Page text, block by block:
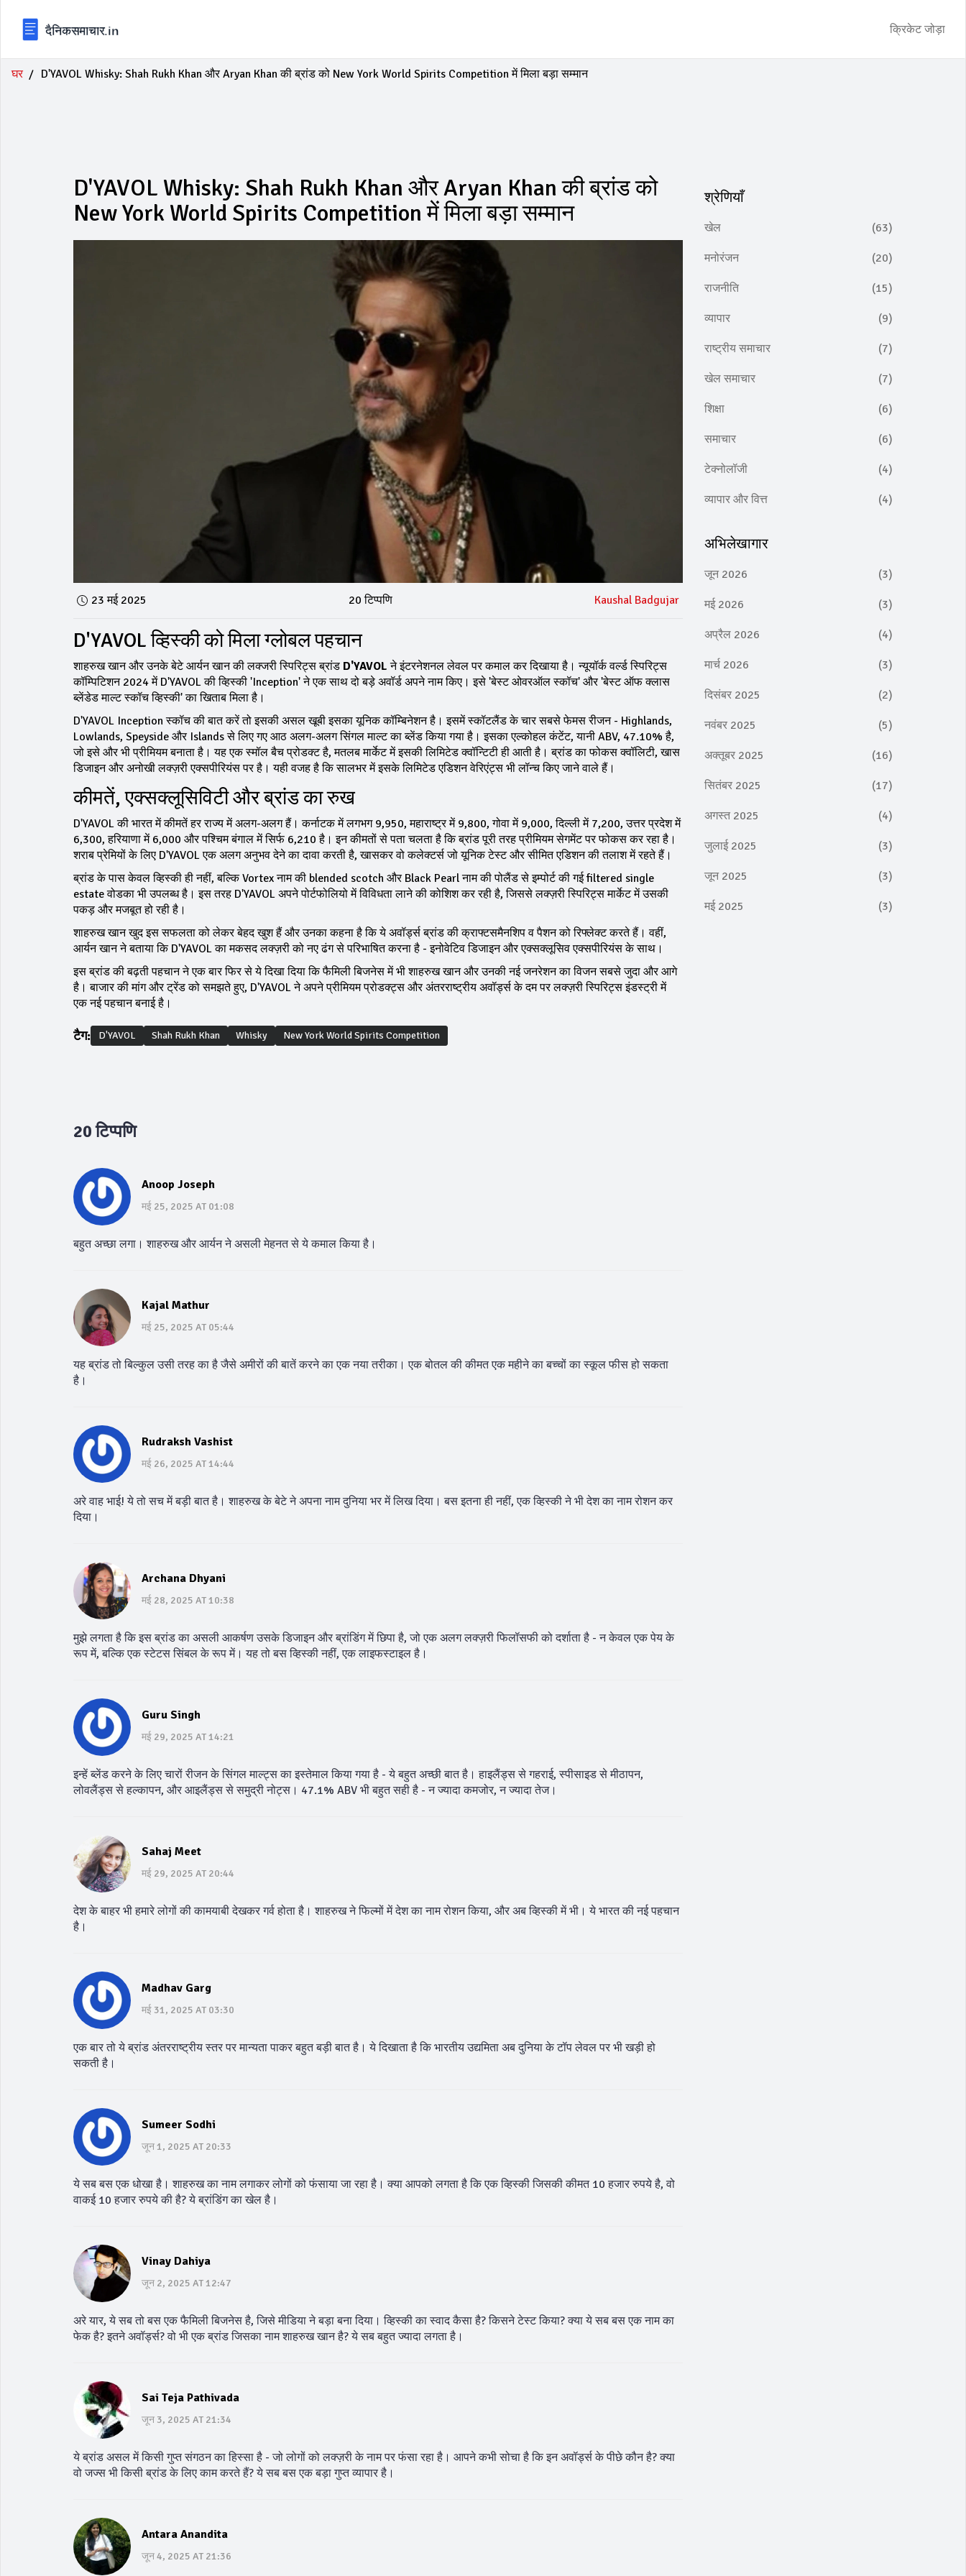
क्रिकेट जोड़ा
घर D'YAVOL Whisky: Shah Rukh Khan और Aryan Khan की ब्रांड को New York World Spirits Competition में मिला बड़ा सम्मान
D'YAVOL Whisky: Shah Rukh Khan और Aryan Khan की ब्रांड को
New York World Spirits Competition में मिला बड़ा सम्मान
23 मई 2025 20 टिप्पणि Kaushal Badgujar
D'YAVOL व्हिस्की को मिला ग्लोबल पहचान
शाहरुख खान और उनके बेटे आर्यन खान की लक्जरी स्पिरिट्स ब्रांड D'YAVOL ने इंटरनेशनल लेवल पर कमाल कर दिखाया है। न्यूयॉर्क वर्ल्ड स्पिरिट्स
कॉम्पिटिशन 2024 में D'YAVOL की व्हिस्की 'Inception' ने एक साथ दो बड़े अवॉर्ड अपने नाम किए। इसे 'बेस्ट ओवरऑल स्कॉच' और 'बेस्ट ऑफ क्लास
ब्लेंडेड माल्ट स्कॉच व्हिस्की' का खिताब मिला है।
D'YAVOL Inception स्कॉच की बात करें तो इसकी असल खूबी इसका यूनिक कॉम्बिनेशन है। इसमें स्कॉटलैंड के चार सबसे फेमस रीजन - Highlands,
Lowlands, Speyside और Islands से लिए गए आठ अलग-अलग सिंगल माल्ट का ब्लेंड किया गया है। इसका एल्कोहल कंटेंट, यानी ABV, 47.10% है,
जो इसे और भी प्रीमियम बनाता है। यह एक स्मॉल बैच प्रोडक्ट है, मतलब मार्केट में इसकी लिमिटेड क्वॉन्टिटी ही आती है। ब्रांड का फोकस क्वॉलिटी, खास
डिजाइन और अनोखी लक्ज़री एक्सपीरियंस पर है। यही वजह है कि सालभर में इसके लिमिटेड एडिशन वेरिएंट्स भी लॉन्च किए जाने वाले हैं।
कीमतें, एक्सक्लूसिविटी और ब्रांड का रुख
D'YAVOL की भारत में कीमतें हर राज्य में अलग-अलग हैं। कर्नाटक में लगभग ₹9,950, महाराष्ट्र में ₹9,800, गोवा में ₹9,000, दिल्ली में ₹7,200, उत्तर प्रदेश में
₹6,300, हरियाणा में ₹6,000 और पश्चिम बंगाल में सिर्फ ₹6,210 है। इन कीमतों से पता चलता है कि ब्रांड पूरी तरह प्रीमियम सेगमेंट पर फोकस कर रहा है।
शराब प्रेमियों के लिए D'YAVOL एक अलग अनुभव देने का दावा करती है, खासकर वो कलेक्टर्स जो यूनिक टेस्ट और सीमित एडिशन की तलाश में रहते हैं।
ब्रांड के पास केवल व्हिस्की ही नहीं, बल्कि Vortex नाम की blended scotch और Black Pearl नाम की पोलैंड से इम्पोर्ट की गई filtered single
estate वोडका भी उपलब्ध है। इस तरह D'YAVOL अपने पोर्टफोलियो में विविधता लाने की कोशिश कर रही है, जिससे लक्ज़री स्पिरिट्स मार्केट में उसकी
पकड़ और मजबूत हो रही है।
शाहरुख खान खुद इस सफलता को लेकर बेहद खुश हैं और उनका कहना है कि ये अवॉर्ड्स ब्रांड की क्राफ्टसमैनशिप व पैशन को रिफ्लेक्ट करते हैं। वहीं,
आर्यन खान ने बताया कि D'YAVOL का मकसद लक्ज़री को नए ढंग से परिभाषित करना है - इनोवेटिव डिजाइन और एक्सक्लूसिव एक्सपीरियंस के साथ।
इस ब्रांड की बढ़ती पहचान ने एक बार फिर से ये दिखा दिया कि फैमिली बिजनेस में भी शाहरुख खान और उनकी नई जनरेशन का विजन सबसे जुदा और आगे
है। बाजार की मांग और ट्रेंड को समझते हुए, D'YAVOL ने अपने प्रीमियम प्रोडक्ट्स और अंतरराष्ट्रीय अवॉर्ड्स के दम पर लक्ज़री स्पिरिट्स इंडस्ट्री में
एक नई पहचान बनाई है।
टैग: D'YAVOL Shah Rukh Khan Whisky New York World Spirits Competition
20 टिप्पणि
Anoop Joseph
मई 25, 2025 AT 01:08
बहुत अच्छा लगा। शाहरुख और आर्यन ने असली मेहनत से ये कमाल किया है।
Kajal Mathur
मई 25, 2025 AT 05:44
यह ब्रांड तो बिल्कुल उसी तरह का है जैसे अमीरों की बातें करने का एक नया तरीका। एक बोतल की कीमत एक महीने का बच्चों का स्कूल फीस हो सकता
है।
Rudraksh Vashist
मई 26, 2025 AT 14:44
अरे वाह भाई! ये तो सच में बड़ी बात है। शाहरुख के बेटे ने अपना नाम दुनिया भर में लिख दिया। बस इतना ही नहीं, एक व्हिस्की ने भी देश का नाम रोशन कर
दिया।
Archana Dhyani
मई 28, 2025 AT 10:38
मुझे लगता है कि इस ब्रांड का असली आकर्षण उसके डिजाइन और ब्रांडिंग में छिपा है, जो एक अलग लक्ज़री फिलॉसफी को दर्शाता है - न केवल एक पेय के
रूप में, बल्कि एक स्टेटस सिंबल के रूप में। यह तो बस व्हिस्की नहीं, एक लाइफस्टाइल है।
Guru Singh
मई 29, 2025 AT 14:21
इन्हें ब्लेंड करने के लिए चारों रीजन के सिंगल माल्ट्स का इस्तेमाल किया गया है - ये बहुत अच्छी बात है। हाइलैंड्स से गहराई, स्पीसाइड से मीठापन,
लोवलैंड्स से हल्कापन, और आइलैंड्स से समुद्री नोट्स। 47.1% ABV भी बहुत सही है - न ज्यादा कमजोर, न ज्यादा तेज।
Sahaj Meet
मई 29, 2025 AT 20:44
देश के बाहर भी हमारे लोगों की कामयाबी देखकर गर्व होता है। शाहरुख ने फिल्मों में देश का नाम रोशन किया, और अब व्हिस्की में भी। ये भारत की नई पहचान
है।
Madhav Garg
मई 31, 2025 AT 03:30
एक बार तो ये ब्रांड अंतरराष्ट्रीय स्तर पर मान्यता पाकर बहुत बड़ी बात है। ये दिखाता है कि भारतीय उद्यमिता अब दुनिया के टॉप लेवल पर भी खड़ी हो
सकती है।
Sumeer Sodhi
जून 1, 2025 AT 20:33
ये सब बस एक धोखा है। शाहरुख का नाम लगाकर लोगों को फंसाया जा रहा है। क्या आपको लगता है कि एक व्हिस्की जिसकी कीमत 10 हजार रुपये है, वो
वाकई 10 हजार रुपये की है? ये ब्रांडिंग का खेल है।
Vinay Dahiya
जून 2, 2025 AT 12:47
अरे यार, ये सब तो बस एक फैमिली बिजनेस है, जिसे मीडिया ने बड़ा बना दिया। व्हिस्की का स्वाद कैसा है? किसने टेस्ट किया? क्या ये सब बस एक नाम का
फेक है? इतने अवॉर्ड्स? वो भी एक ब्रांड जिसका नाम शाहरुख खान है? ये सब बहुत ज्यादा लगता है।
Sai Teja Pathivada
जून 3, 2025 AT 21:34
ये ब्रांड असल में किसी गुप्त संगठन का हिस्सा है - जो लोगों को लक्ज़री के नाम पर फंसा रहा है। आपने कभी सोचा है कि इन अवॉर्ड्स के पीछे कौन है? क्या
वो जज्स भी किसी ब्रांड के लिए काम करते हैं? ये सब बस एक बड़ा गुप्त व्यापार है।
Antara Anandita
जून 4, 2025 AT 21:36
श्रेणियाँ
खेल (63)
मनोरंजन (20)
राजनीति (15)
व्यापार (9)
राष्ट्रीय समाचार (7)
खेल समाचार (7)
शिक्षा (6)
समाचार (6)
टेक्नोलॉजी (4)
व्यापार और वित्त (4)
अभिलेखागार
जून 2026 (3)
मई 2026 (3)
अप्रैल 2026 (4)
मार्च 2026 (3)
दिसंबर 2025 (2)
नवंबर 2025 (5)
अक्तूबर 2025 (16)
सितंबर 2025 (17)
अगस्त 2025 (4)
जुलाई 2025 (3)
जून 2025 (3)
मई 2025 (3)